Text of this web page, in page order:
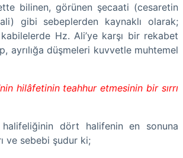
bilinen, görünen şecaati (cesaretin
gibi sebeplerden kaynaklı olarak;
Hz. Ali’ye karşı bir rekabet
ayrılığa düşmeleri kuvvetle muhtemel
hilâfetinin teahhur etmesinin bir sırrı
halifeliğinin dört halifenin en sonuna
ve sebebi şudur ki;